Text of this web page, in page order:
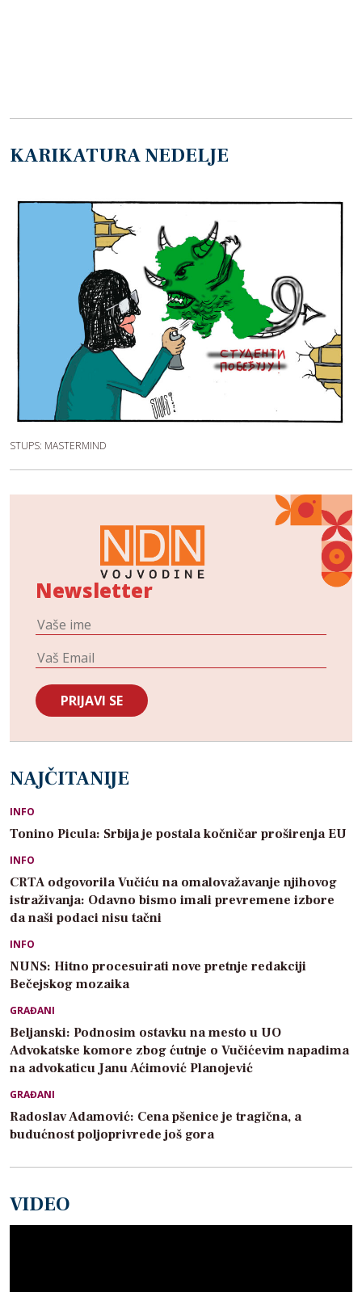
KARIKATURA NEDELJE
STUPS: MASTERMIND
Newsletter
NAJČITANIJE
INFO
Tonino Picula: Srbija je postala kočničar proširenja EU
INFO
CRTA odgovorila Vučiću na omalovažavanje njihovog
istraživanja: Odavno bismo imali prevremene izbore
da naši podaci nisu tačni
INFO
NUNS: Hitno procesuirati nove pretnje redakciji
Bečejskog mozaika
GRAĐANI
Beljanski: Podnosim ostavku na mesto u UO
Advokatske komore zbog ćutnje o Vučićevim napadima
na advokaticu Janu Aćimović Planojević
GRAĐANI
Radoslav Adamović: Cena pšenice je tragična, a
budućnost poljoprivrede još gora
VIDEO